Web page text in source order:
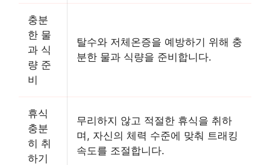
충분
한 물
과 식
량 준
비
탈수와 저체온증을 예방하기 위해 충
분한 물과 식량을 준비합니다.
휴식
충분
히 취
하기
무리하지 않고 적절한 휴식을 취하
며, 자신의 체력 수준에 맞춰 트래킹
속도를 조절합니다.